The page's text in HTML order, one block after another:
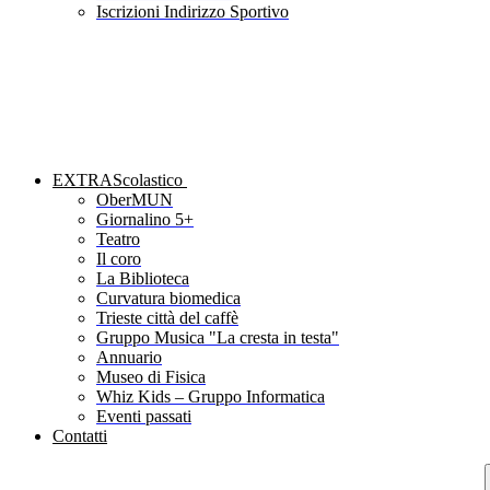
Iscrizioni Indirizzo Sportivo
EXTRAScolastico
OberMUN
Giornalino 5+
Teatro
Il coro
La Biblioteca
Curvatura biomedica
Trieste città del caffè
Gruppo Musica "La cresta in testa"
Annuario
Museo di Fisica
Whiz Kids – Gruppo Informatica
Eventi passati
Contatti